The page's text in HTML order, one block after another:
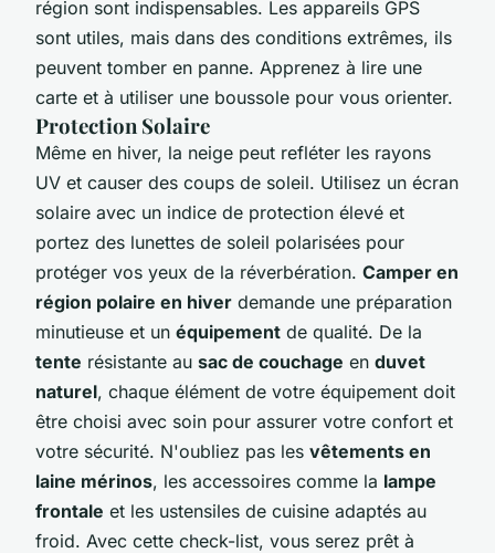
région sont indispensables. Les appareils GPS
sont utiles, mais dans des conditions extrêmes, ils
peuvent tomber en panne. Apprenez à lire une
carte et à utiliser une boussole pour vous orienter.
Protection Solaire
Même en hiver, la neige peut refléter les rayons
UV et causer des coups de soleil. Utilisez un écran
solaire avec un indice de protection élevé et
portez des lunettes de soleil polarisées pour
protéger vos yeux de la réverbération. Camper en
région polaire en hiver demande une préparation
minutieuse et un équipement de qualité. De la
tente résistante au sac de couchage en duvet
naturel, chaque élément de votre équipement doit
être choisi avec soin pour assurer votre confort et
votre sécurité. N'oubliez pas les vêtements en
laine mérinos, les accessoires comme la lampe
frontale et les ustensiles de cuisine adaptés au
froid. Avec cette check-list, vous serez prêt à